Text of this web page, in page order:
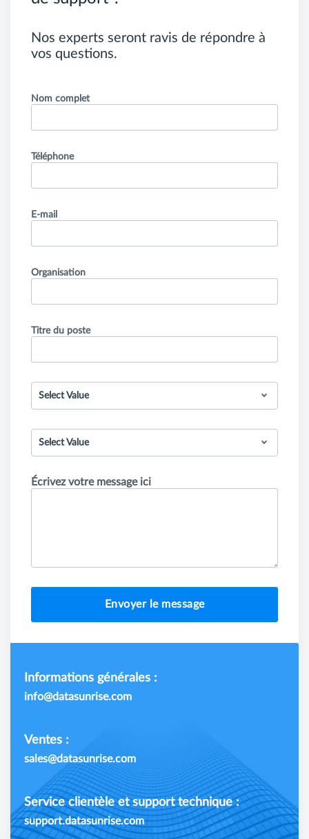
Nos experts seront ravis de répondre à
vos questions.
Nom complet
Téléphone
E-mail
Organisation
Titre du poste
Select Value
Select Value
Écrivez votre message ici
Envoyer le message
Informations générales :
info@datasunrise.com
Ventes :
sales@datasunrise.com
Service clientèle et support technique :
support.datasunrise.com